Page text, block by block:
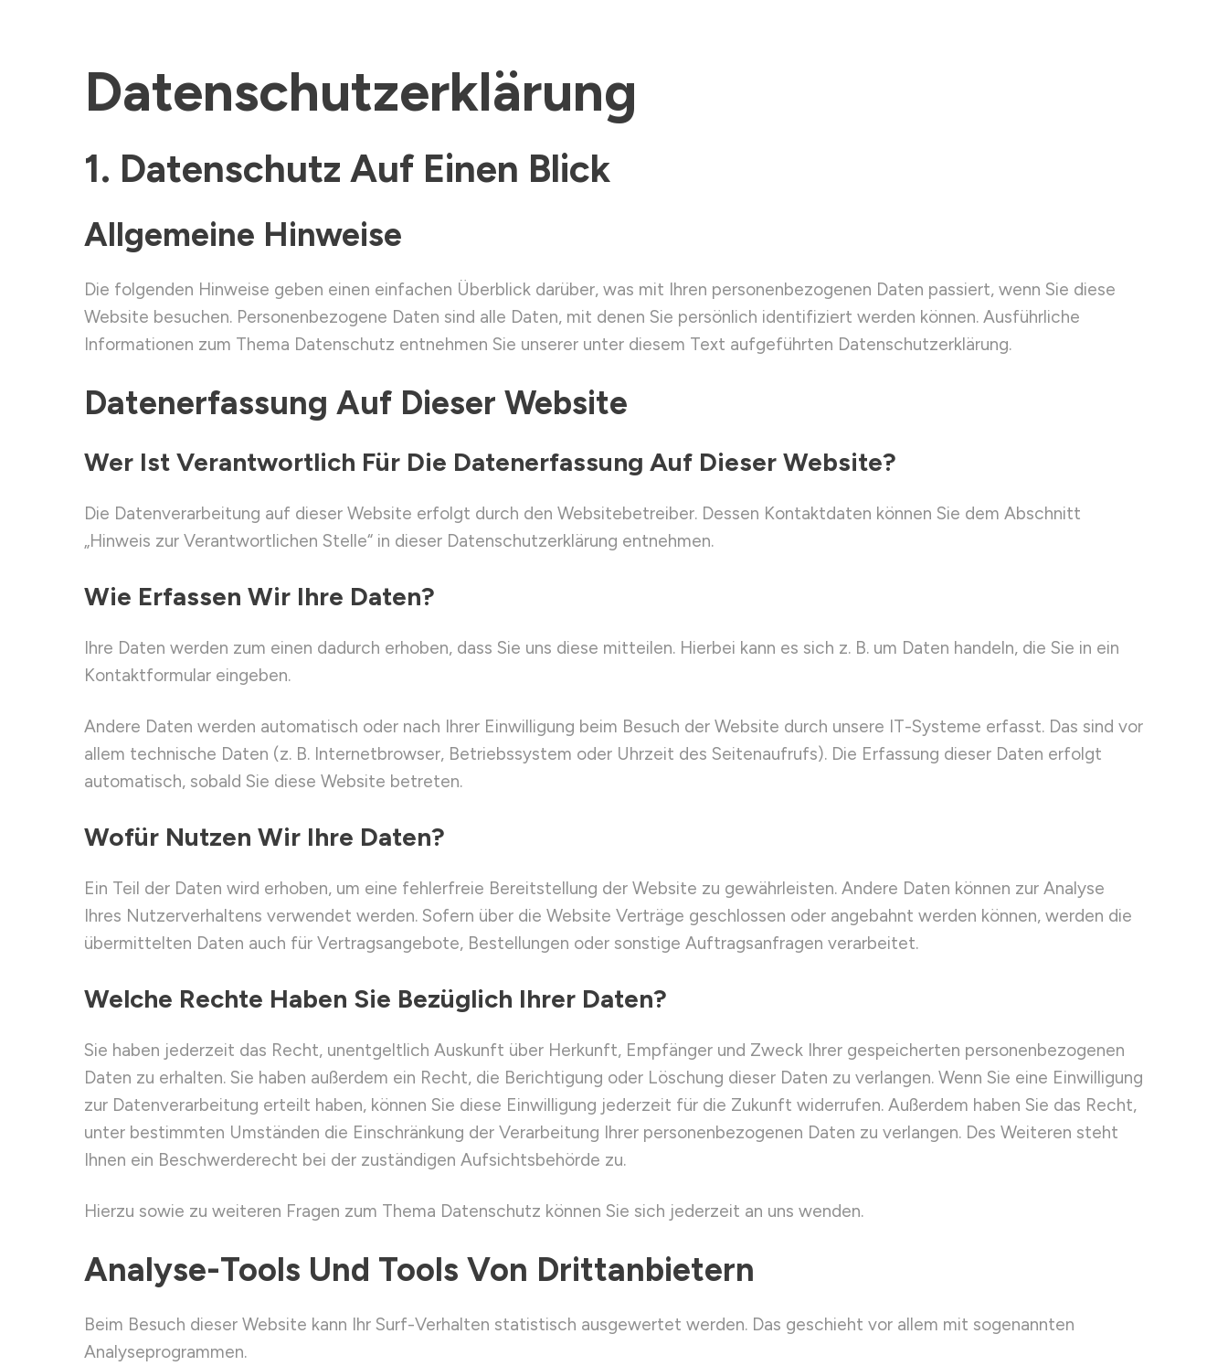
Datenschutz­erklärung
1. Datenschutz Auf Einen Blick
Allgemeine Hinweise
Die folgenden Hinweise geben einen einfachen Überblick darüber, was mit Ihren personenbezogenen Daten passiert, wenn Sie diese
Website besuchen. Personenbezogene Daten sind alle Daten, mit denen Sie persönlich identifiziert werden können. Ausführliche
Informationen zum Thema Datenschutz entnehmen Sie unserer unter diesem Text aufgeführten Datenschutzerklärung.
Datenerfassung Auf Dieser Website
Wer Ist Verantwortlich Für Die Datenerfassung Auf Dieser Website?
Die Datenverarbeitung auf dieser Website erfolgt durch den Websitebetreiber. Dessen Kontaktdaten können Sie dem Abschnitt
„Hinweis zur Verantwortlichen Stelle“ in dieser Datenschutzerklärung entnehmen.
Wie Erfassen Wir Ihre Daten?
Ihre Daten werden zum einen dadurch erhoben, dass Sie uns diese mitteilen. Hierbei kann es sich z. B. um Daten handeln, die Sie in ein
Kontaktformular eingeben.
Andere Daten werden automatisch oder nach Ihrer Einwilligung beim Besuch der Website durch unsere IT-Systeme erfasst. Das sind vor
allem technische Daten (z. B. Internetbrowser, Betriebssystem oder Uhrzeit des Seitenaufrufs). Die Erfassung dieser Daten erfolgt
automatisch, sobald Sie diese Website betreten.
Wofür Nutzen Wir Ihre Daten?
Ein Teil der Daten wird erhoben, um eine fehlerfreie Bereitstellung der Website zu gewährleisten. Andere Daten können zur Analyse
Ihres Nutzerverhaltens verwendet werden. Sofern über die Website Verträge geschlossen oder angebahnt werden können, werden die
übermittelten Daten auch für Vertragsangebote, Bestellungen oder sonstige Auftragsanfragen verarbeitet.
Welche Rechte Haben Sie Bezüglich Ihrer Daten?
Sie haben jederzeit das Recht, unentgeltlich Auskunft über Herkunft, Empfänger und Zweck Ihrer gespeicherten personenbezogenen
Daten zu erhalten. Sie haben außerdem ein Recht, die Berichtigung oder Löschung dieser Daten zu verlangen. Wenn Sie eine Einwilligung
zur Datenverarbeitung erteilt haben, können Sie diese Einwilligung jederzeit für die Zukunft widerrufen. Außerdem haben Sie das Recht,
unter bestimmten Umständen die Einschränkung der Verarbeitung Ihrer personenbezogenen Daten zu verlangen. Des Weiteren steht
Ihnen ein Beschwerderecht bei der zuständigen Aufsichtsbehörde zu.
Hierzu sowie zu weiteren Fragen zum Thema Datenschutz können Sie sich jederzeit an uns wenden.
Analyse-Tools Und Tools Von Dritt­anbietern
Beim Besuch dieser Website kann Ihr Surf-Verhalten statistisch ausgewertet werden. Das geschieht vor allem mit sogenannten
Analyseprogrammen.